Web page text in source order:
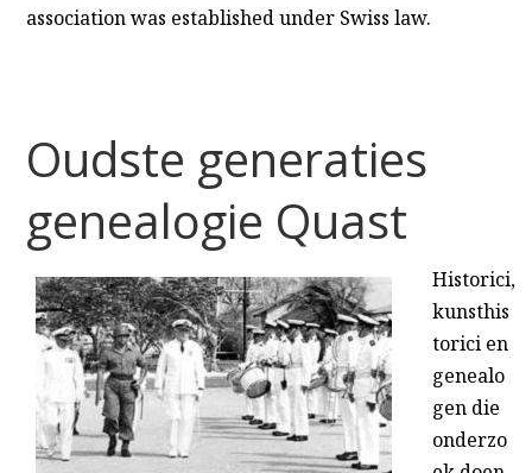
association was established under Swiss law.
Oudste generaties
genealogie Quast
Historici,
kunsthis
torici en
genealo
gen die
onderzo